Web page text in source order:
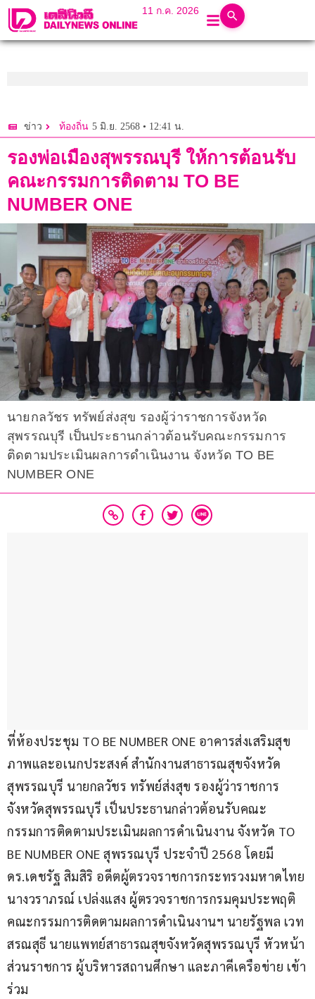
11 ก.ค. 2026
ข่าว ท้องถิ่น 5 มิ.ย. 2568 • 12:41 น.
รองพ่อเมืองสุพรรณบุรี ให้การต้อนรับ
คณะกรรมการติดตาม TO BE
NUMBER ONE
นายกลวัชร ทรัพย์ส่งสุข รองผู้ว่าราชการจังหวัด
สุพรรณบุรี เป็นประธานกล่าวต้อนรับคณะกรรมการ
ติดตามประเมินผลการดำเนินงาน จังหวัด TO BE
NUMBER ONE
ที่ห้องประชุม TO BE NUMBER ONE อาคารส่งเสริมสุข
ภาพและอเนกประสงค์ สำนักงานสาธารณสุขจังหวัด
สุพรรณบุรี นายกลวัชร ทรัพย์ส่งสุข รองผู้ว่าราชการ
จังหวัดสุพรรณบุรี เป็นประธานกล่าวต้อนรับคณะ
กรรมการติดตามประเมินผลการดำเนินงาน จังหวัด TO
BE NUMBER ONE สุพรรณบุรี ประจำปี 2568 โดยมี
ดร.เดชรัฐ สิมสิริ อดีตผู้ตรวจราชการกระทรวงมหาดไทย
นางวราภรณ์ เปล่งแสง ผู้ตรวจราชการกรมคุมประพฤติ
คณะกรรมการติดตามผลการดำเนินงานฯ นายรัฐพล เวท
สรณสุธี นายแพทย์สาธารณสุขจังหวัดสุพรรณบุรี หัวหน้า
ส่วนราชการ ผู้บริหารสถานศึกษา และภาคีเครือข่าย เข้า
ร่วม